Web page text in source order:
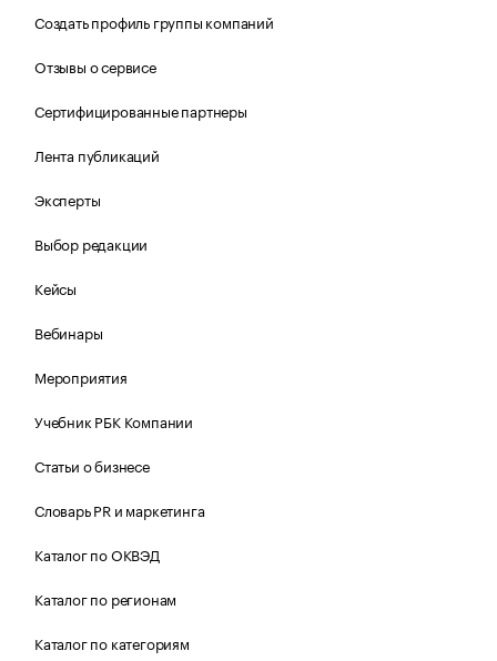
Создать профиль группы компаний
Отзывы о сервисе
Сертифицированные партнеры
Лента публикаций
Эксперты
Выбор редакции
Кейсы
Вебинары
Мероприятия
Учебник РБК Компании
Статьи о бизнесе
Словарь PR и маркетинга
Каталог по ОКВЭД
Каталог по регионам
Каталог по категориям